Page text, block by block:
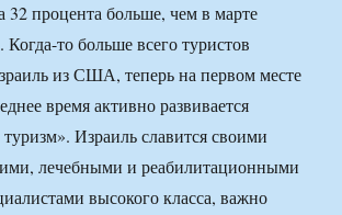
32 процента больше, чем в марте
то больше всего туристов
из США, теперь на первом месте
время активно развивается
Израиль славится своими
лечебными и реабилитационными
высокого класса, важно